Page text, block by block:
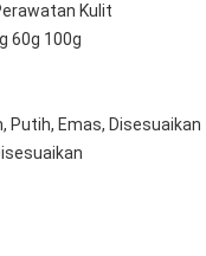
Kulit
60g 100g
Putih, Emas, Disesuaikan